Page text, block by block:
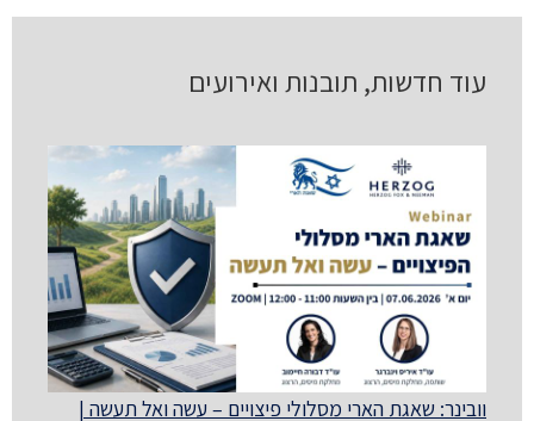
עוד חדשות, תובנות ואירועים
וובינר: שאגת הארי מסלולי פיצויים – עשה ואל תעשה |